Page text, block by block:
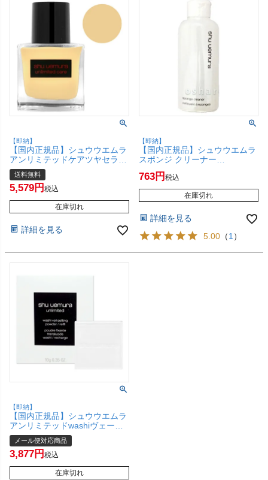
【即納】
【国内正規品】シュウウエムラ
アンリミテッドケアツヤセラム
ファンデーション 35ml
#764【メイクアップ フェイス
ファンデーション】 shu
uemura 【宅配便送料無料】
送料無料
5,579 税込
在庫切れ
詳細を見る
【即納】
【国内正規品】シュウウエムラ
スポンジ クリーナー
120ml【SBT】 shu uemura
(6019766)
763 税込
在庫切れ
詳細を見る
5.00 （1）
【即納】
【国内正規品】シュウウエムラ
アンリミテッドwashiヴェール
セッティングパウダー レフィル
10g【フェイスパウダー プレス
ドパウダー】shu uemura 【メ
ール便対応商品】【SBT】
メール便対応商品
3,877 税込
在庫切れ